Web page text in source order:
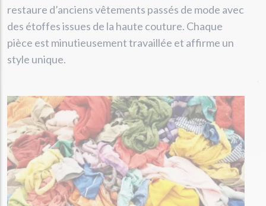
restaure d’anciens vêtements passés de mode avec
des étoffes issues de la haute couture. Chaque
pièce est minutieusement travaillée et affirme un
style unique.